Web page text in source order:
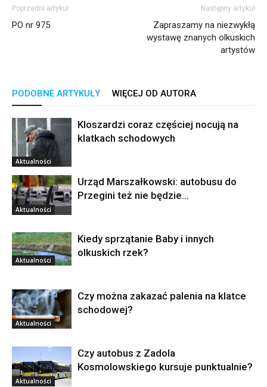
Poprzedni artykuł
PO nr 975
Następny artykuł
Zapraszamy na niezwykłą
wystawę znanych olkuskich
artystów
PODOBNE ARTYKUŁY WIĘCEJ OD AUTORA
Aktualności
Kloszardzi coraz częściej nocują na
klatkach schodowych
Aktualności
Urząd Marszałkowski: autobusu do
Przegini też nie będzie…
Aktualności
Kiedy sprzątanie Baby i innych
olkuskich rzek?
Aktualności
Czy można zakazać palenia na klatce
schodowej?
Aktualności
Czy autobus z Zadola
Kosmolowskiego kursuje punktualnie?